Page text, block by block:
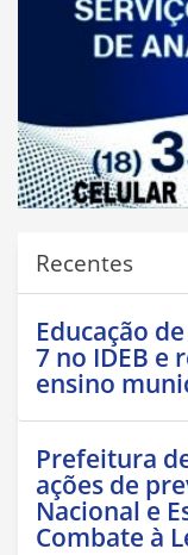
Recentes
Educação
7 no IDEB e
ensino
Prefeitura
ações de
Nacional e
Combate à